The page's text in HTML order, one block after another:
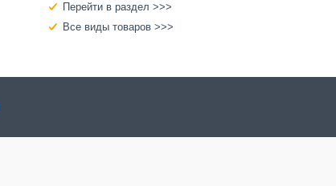
Перейти в раздел >>>
Все виды товаров >>>